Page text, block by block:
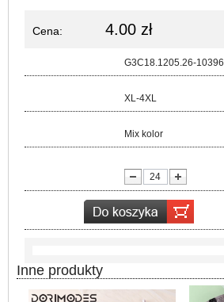
Cena: 4.00 zł
G3C18.1205.26-10396
XL-4XL
Mix kolor
Inne produkty